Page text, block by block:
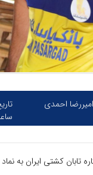
امیررضا احمدی
تابان کشتی ایران به